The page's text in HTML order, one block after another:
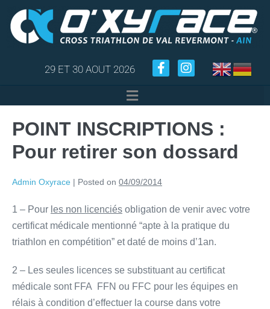
29 ET 30 AOUT 2026
POINT INSCRIPTIONS :
Pour retirer son dossard
Admin Oxyrace | Posted on 04/09/2014
1 – Pour les non licenciés obligation de venir avec votre
certificat médicale mentionné “apte à la pratique du
triathlon en compétition” et daté de moins d’1an.
2 – Les seules licences se substituant au certificat
médicale sont FFA FFN ou FFC pour les équipes en
rélais à condition d’effectuer la course dans votre